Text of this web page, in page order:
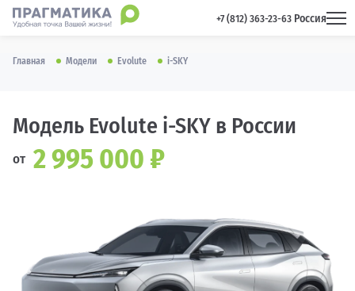
+7 (812) 363-23-63 Россия
Главная Модели Evolute i-SKY
Модель Evolute i-SKY в России
от 2 995 000 ₽